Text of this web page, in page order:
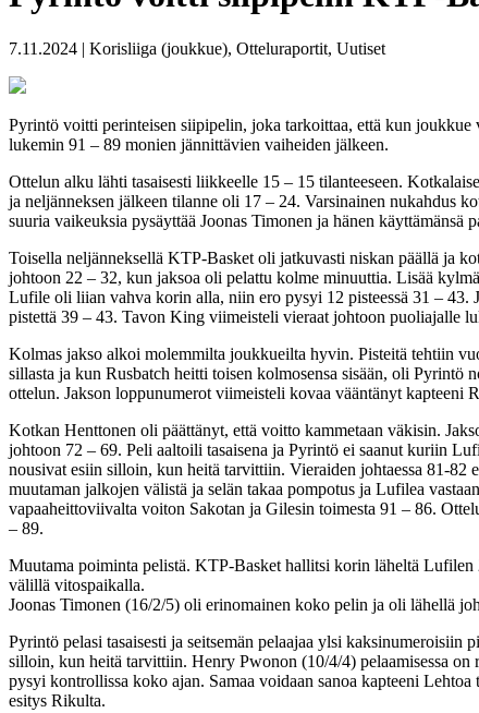
7.11.2024 | Korisliiga (joukkue), Otteluraportit, Uutiset
Pyrintö voitti perinteisen siipipelin, joka tarkoittaa, että kun
lukemin 91 – 89 monien jännittävien vaiheiden jälkeen.
Ottelun alku lähti tasaisesti liikkeelle 15 – 15 tilanteeseen.
ja neljänneksen jälkeen tilanne oli 17 – 24. Varsinainen nukahdus
suuria vaikeuksia pysäyttää Joonas Timonen ja hänen
Toisella neljänneksellä KTP-Basket oli jatkuvasti niskan päällä ja
johtoon 22 – 32, kun jaksoa oli pelattu kolme minuuttia. Lisää
Lufile oli liian vahva korin alla, niin ero pysyi 12 pisteessä 31 –
pistettä 39 – 43. Tavon King viimeisteli vieraat johtoon puoliajalle
Kolmas jakso alkoi molemmilta joukkueilta hyvin. Pisteitä tehtiin
sillasta ja kun Rusbatch heitti toisen kolmosensa sisään, oli
ottelun. Jakson loppunumerot viimeisteli kovaa vääntänyt kapteeni
Kotkan Henttonen oli päättänyt, että voitto kammetaan väkisin.
johtoon 72 – 69. Peli aaltoili tasaisena ja Pyrintö ei saanut kuriin
nousivat esiin silloin, kun heitä tarvittiin. Vieraiden johtaessa 81-82
muutaman jalkojen välistä ja selän takaa pompotus ja Lufilea
vapaaheittoviivalta voiton Sakotan ja Gilesin toimesta 91 – 86.
– 89.
Muutama poiminta pelistä. KTP-Basket hallitsi korin läheltä Lufilen
välillä vitospaikalla.
Joonas Timonen (16/2/5) oli erinomainen koko pelin ja oli lähellä
Pyrintö pelasi tasaisesti ja seitsemän pelaajaa ylsi
silloin, kun heitä tarvittiin. Henry Pwonon (10/4/4) pelaamisessa
pysyi kontrollissa koko ajan. Samaa voidaan sanoa kapteeni
esitys Rikulta.